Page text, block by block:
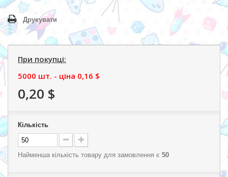
Друкувати
При покупці:
5000 шт. - ціна 0,16 $
0,20 $
Кількість
Найменша кількість товару для замовлення є 50